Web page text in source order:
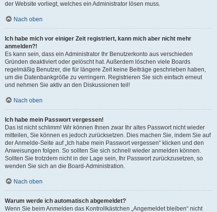
der Website vorliegt, welches ein Administrator lösen muss.
Nach oben
Ich habe mich vor einiger Zeit registriert, kann mich aber nicht mehr
anmelden?!
Es kann sein, dass ein Administrator Ihr Benutzerkonto aus verschieden
Gründen deaktiviert oder gelöscht hat. Außerdem löschen viele Boards
regelmäßig Benutzer, die für längere Zeit keine Beiträge geschrieben haben,
um die Datenbankgröße zu verringern. Registrieren Sie sich einfach erneut
und nehmen Sie aktiv an den Diskussionen teil!
Nach oben
Ich habe mein Passwort vergessen!
Das ist nicht schlimm! Wir können Ihnen zwar Ihr altes Passwort nicht wieder
mitteilen, Sie können es jedoch zurücksetzen. Dies machen Sie, indem Sie auf
der Anmelde-Seite auf „Ich habe mein Passwort vergessen“ klicken und den
Anweisungen folgen. So sollten Sie sich schnell wieder anmelden können.
Sollten Sie trotzdem nicht in der Lage sein, Ihr Passwort zurückzusetzen, so
wenden Sie sich an die Board-Administration.
Nach oben
Warum werde ich automatisch abgemeldet?
Wenn Sie beim Anmelden das Kontrollkästchen „Angemeldet bleiben“ nicht